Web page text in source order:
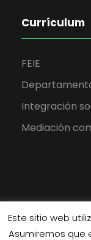
Currículum
FEIE
Integración
Mediación
Este sitio web
Asumiremos que